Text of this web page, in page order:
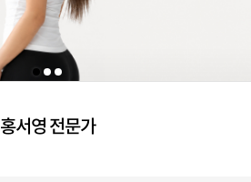
홍서영 전문가